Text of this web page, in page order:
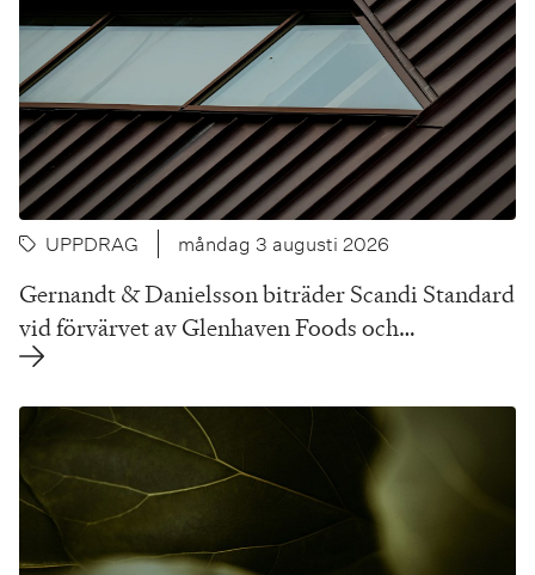
UPPDRAG måndag 3 augusti 2026
Gernandt & Danielsson biträder Scandi Standard
vid förvärvet av Glenhaven Foods och…